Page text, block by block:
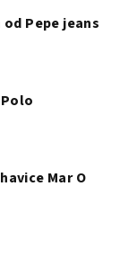
od Pepe jeans
Mar O